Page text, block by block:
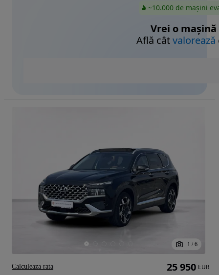
~10.000 de mașini
Vrei o mașină
Află câtvalorează
1 / 6
25 950 EUR
Calculeaza rata